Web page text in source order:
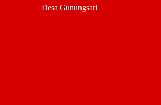
Desa Gunungsari